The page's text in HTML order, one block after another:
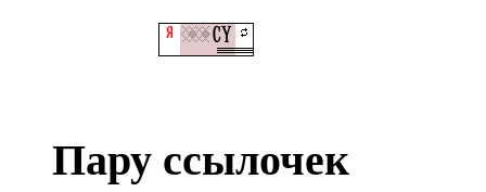
Пару ссылочек